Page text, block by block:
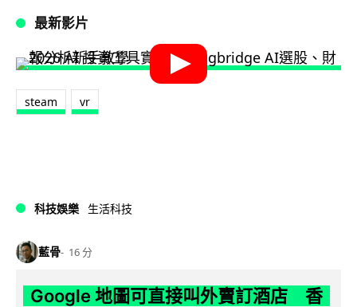
最新影片
steam vr
科技娛樂 生活科技
藍骨 16 分
Google 地圖可直接叫外賣訂酒店 香